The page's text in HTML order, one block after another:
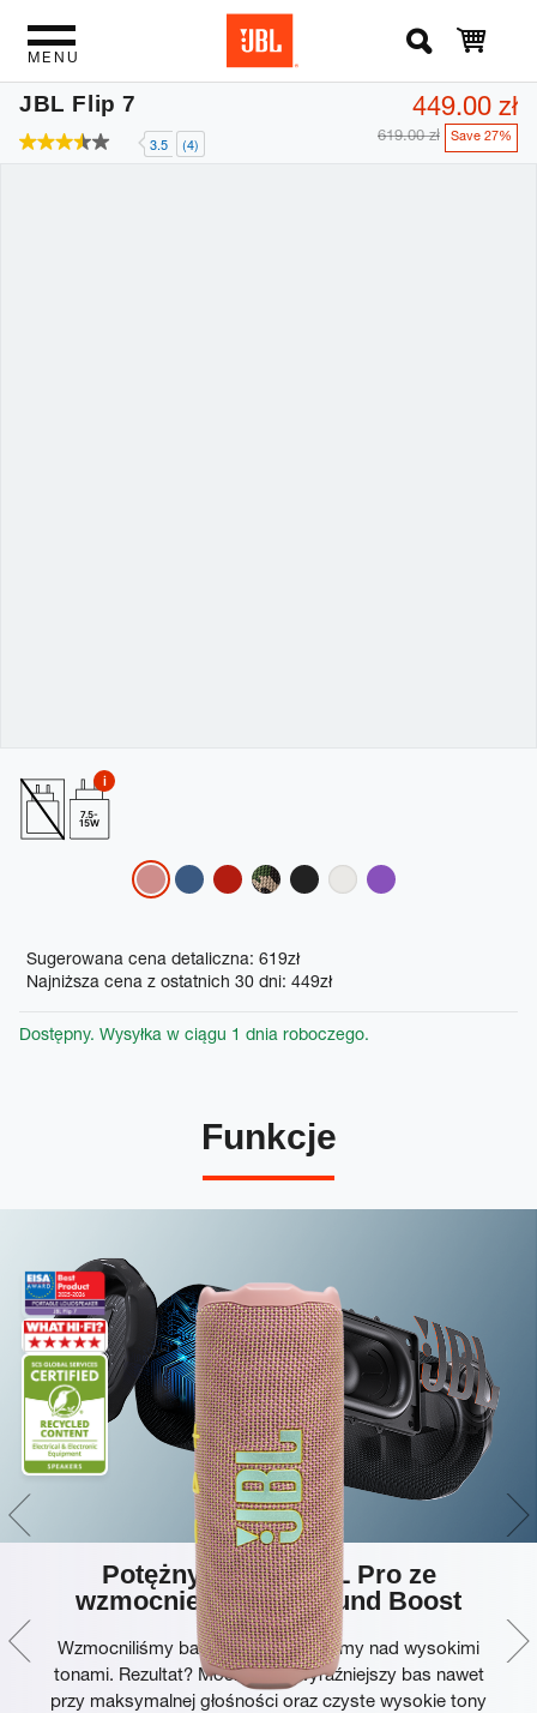
MENU
JBL Flip 7
3.5 (4)
449.00 zł
619.00 zł Save 27%
Promotions
Sugerowana cena detaliczna: 619zł
Najniższa cena z ostatnich 30 dni: 449zł
Dostępny. Wysyłka w ciągu 1 dnia roboczego.
7.5-
15W
Funkcje
Potężny dźwięk JBL Pro ze
wzmocnieniem AI Sound Boost
Wzmocniliśmy basy i popracowaliśmy nad wysokimi
tonami. Rezultat? Mocniejszy, wyraźniejszy bas nawet
przy maksymalnej głośności oraz czyste wysokie tony